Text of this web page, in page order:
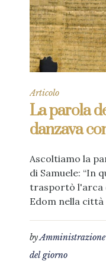
Articolo
La parola
danzava
Ascoltiamo la
di Samuele: “In
trasportò l'arca
Edom nella città
byAmministrazione
del giorno